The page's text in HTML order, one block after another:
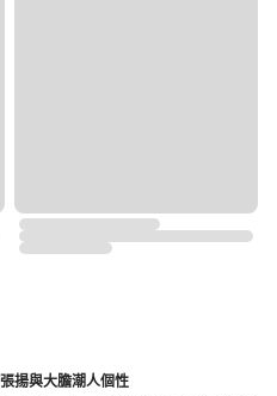
揚與大膽潮人個性